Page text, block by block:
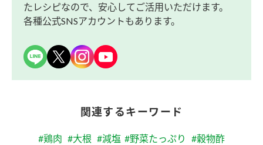
たレシピなので、安心してご活用いただけます。
各種公式SNSアカウントもあります。
関連するキーワード
#鶏肉 #大根 #減塩 #野菜たっぷり #穀物酢